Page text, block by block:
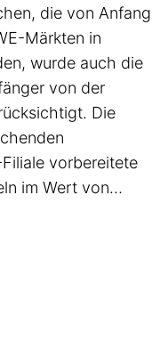
die von Anfang
Märkten in
wurde auch die
von der
Die
vorbereitete
im Wert von…